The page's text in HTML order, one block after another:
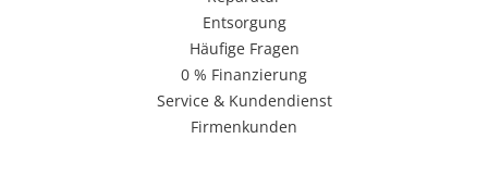
Entsorgung
Häufige Fragen
0 % Finanzierung
Service & Kundendienst
Firmenkunden